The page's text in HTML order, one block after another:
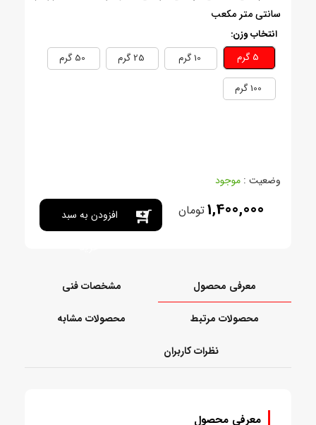
سانتی متر مکعب
انتخاب وزن:
وضعیت : موجود
1,400,000تومان افزودن به سبد
معرفی محصول مشخصات فنی
محصولات مرتبط محصولات مشابه
نظرات کاربران
معرفی محصول